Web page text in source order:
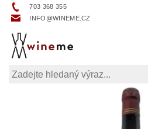
703 368 355
INFO@WINEME.CZ